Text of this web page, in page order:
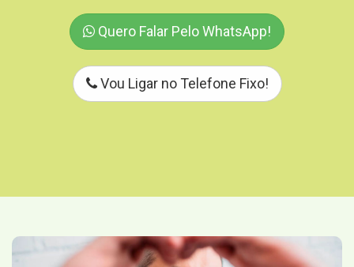
Quero Falar Pelo WhatsApp!
Vou Ligar no Telefone Fixo!